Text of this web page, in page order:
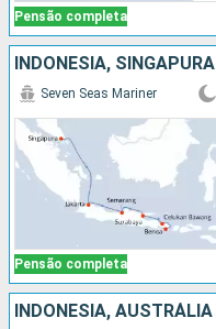
Pensão completa
INDONESIA, SINGAPURA
Pensão completa
Seven Seas Mariner
INDONESIA, AUSTRÁLIA